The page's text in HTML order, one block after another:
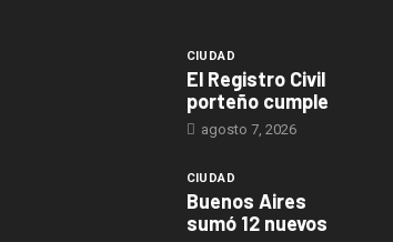
CIUDAD
El Registro Civil
porteño cumple
agosto 7, 2026
CIUDAD
Buenos Aires
sumó 12 nuevos